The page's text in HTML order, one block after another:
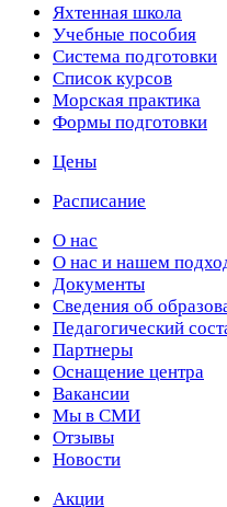
Яхтенная школа
Учебные пособия
Cистема подготовки
Список курсов
Морская практика
Формы подготовки
Цены
Расписание
О нас
О нас и нашем
Документы
Сведения об
Педагогический
Партнеры
Оснащение центра
Вакансии
Мы в СМИ
Отзывы
Новости
Акции